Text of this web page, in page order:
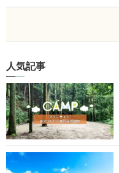
人気記事